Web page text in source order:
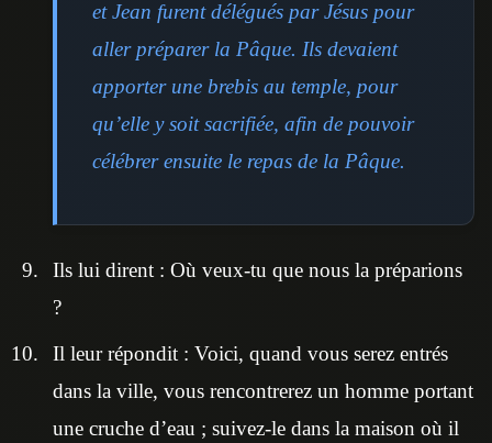
et Jean furent délégués par Jésus pour
aller préparer la Pâque. Ils devaient
apporter une brebis au temple, pour
qu’elle y soit sacrifiée, afin de pouvoir
célébrer ensuite le repas de la Pâque.
Ils lui dirent : Où veux-tu que nous la préparions
?
Il leur répondit : Voici, quand vous serez entrés
dans la ville, vous rencontrerez un homme portant
une cruche d’eau ; suivez-le dans la maison où il